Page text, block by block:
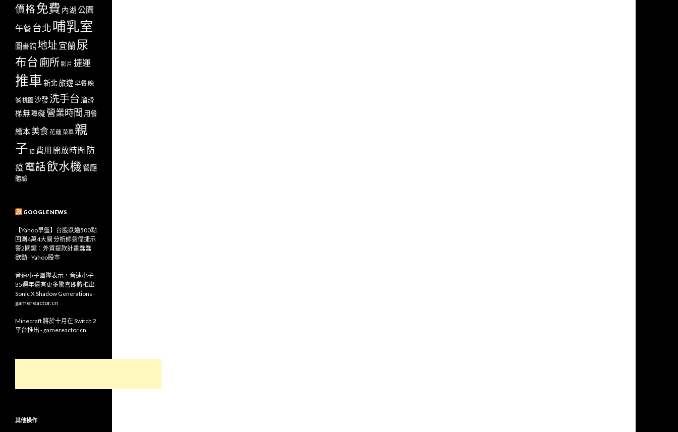
價格免費 內湖 公園
午餐 台北 哺乳室
圖書館地址宜蘭尿
布台 廁所影片 捷運
推車新北旅遊 早餐 晚
餐桃園 沙發洗手台溜滑
梯無障礙 營業時間 用餐
繪本美食花蓮 菜單 親
子 貓 費用 開放時間 防
疫電話飲水機餐廳
體驗
GOOGLE NEWS
【Yahoo早盤】台股跌逾500點
回測4萬4大關 分析師翁偉捷示
警2關鍵：外資提款計畫蠢蠢
欲動 - Yahoo股市
音速小子團隊表示，音速小子
35週年還有更多驚喜即將推出-
Sonic X Shadow Generations -
gamereactor.cn
Minecraft 將於十月在 Switch 2
平台推出 - gamereactor.cn
其他操作